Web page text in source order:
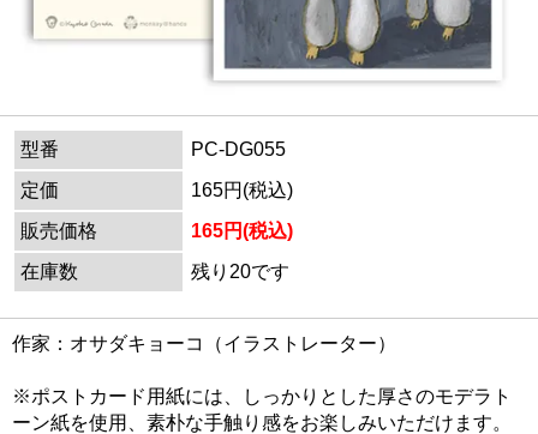
型番
PC-DG055
定価
165円(税込)
販売価格
165円(税込)
在庫数
残り20です
作家：オサダキョーコ（イラストレーター）
※ポストカード用紙には、しっかりとした厚さのモデラト
ーン紙を使用、素朴な手触り感をお楽しみいただけます。